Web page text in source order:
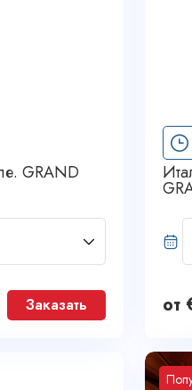
GRAND
Заказать от